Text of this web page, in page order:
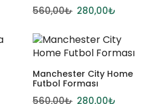
560,00₺ 280,00₺
Manchester City Home
Futbol Forması
560,00₺ 280,00₺